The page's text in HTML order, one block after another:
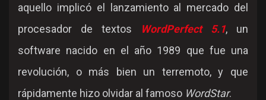
aquello implicó el lanzamiento al mercado del
procesador de textos
WordPerfect 5.1, un
software nacido en el año 1989 que fue una
revolución, o más bien un terremoto, y que
rápidamente hizo olvidar al famoso WordStar.